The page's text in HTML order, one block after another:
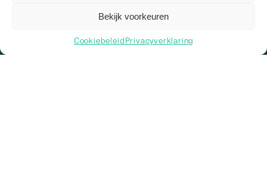
Bekijk voorkeuren
Cookiebeleid Privacyverklaring